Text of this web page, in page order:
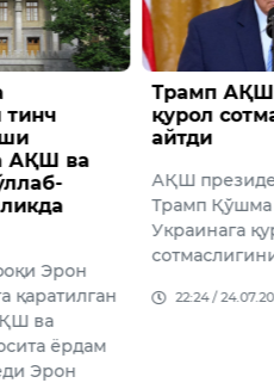
Трамп АҚШ Украинага
қурол сотмаслигини
АҚШ президенти Доналд
Трамп Қўшма Штатлар
Украинага қурол
сотмаслигини айтди.
22:24 / 24.07.2026